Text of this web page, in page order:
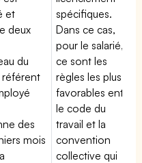
et
deux
du
référent
des
mois
spécifiques.
Dans ce cas,
pour le salarié,
ce sont les
règles les plus
favorables entre
le code du
travail et la
convention
collective qui